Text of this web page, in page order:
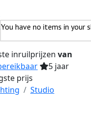
You have no items in your
inruilprijzen van
5 jaar
prijs
Studio